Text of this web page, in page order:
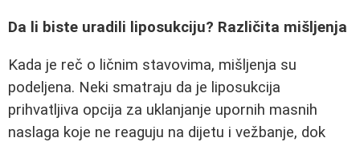
Da li biste uradili liposukciju? Različita mišljenja
Kada je reč o ličnim stavovima, mišljenja su
podeljena. Neki smatraju da je liposukcija
prihvatljiva opcija za uklanjanje upornih masnih
naslaga koje ne reaguju na dijetu i vežbanje, dok